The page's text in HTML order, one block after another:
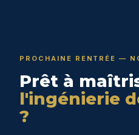
PROCHAINE RENTRÉE —
Prêt à
l'ingénierie
?